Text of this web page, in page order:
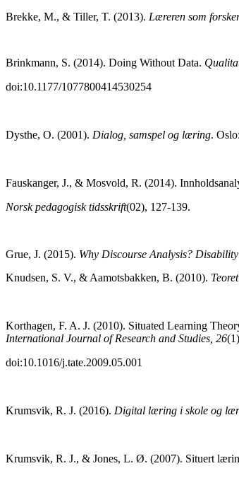
Brekke, M., & Tiller, T. (2013). Læreren som
Brinkmann, S. (2014). Doing Without Data.
doi:10.1177/1077800414530254
Dysthe, O. (2001). Dialog, samspel og læring.
Fauskanger, J., & Mosvold, R. (2014).
Norsk pedagogisk tidsskrift(02), 127-139.
Grue, J. (2015). Why Discourse Analysis?
Knudsen, S. V., & Aamotsbakken, B. (2010).
Korthagen, F. A. J. (2010). Situated Learning
International Journal of Research and Studies, 26
doi:10.1016/j.tate.2009.05.001
Krumsvik, R. J. (2016). Digital læring i skole og
Krumsvik, R. J., & Jones, L. Ø. (2007). Situert